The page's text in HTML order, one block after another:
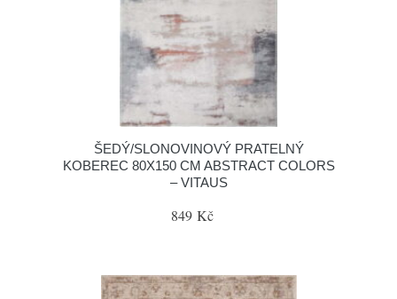
ŠEDÝ/SLONOVINOVÝ PRATELNÝ
KOBEREC 80X150 CM ABSTRACT COLORS
– VITAUS
849 Kč